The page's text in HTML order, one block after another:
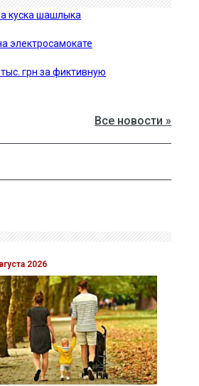
куска шашлыка
электросамокате
грн за фиктивную
Все новости »
2026